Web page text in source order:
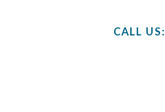
CALL US: